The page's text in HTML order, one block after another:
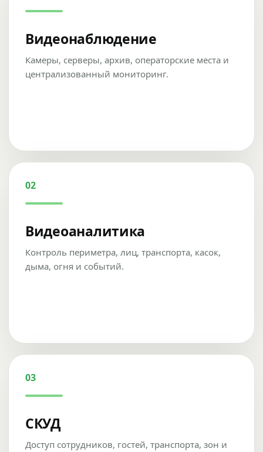
Видеонаблюдение
Камеры, серверы, архив, операторские места и
централизованный мониторинг.
02
Видеоаналитика
Контроль периметра, лиц, транспорта, касок,
дыма, огня и событий.
03
СКУД
Доступ сотрудников, гостей, транспорта, зон и